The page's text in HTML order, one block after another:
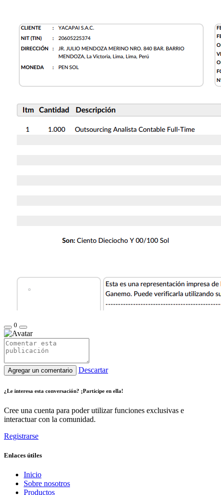
0
Agregar un comentario Descartar
¿Le interesa esta conversación? ¡Participe en ella!
Cree una cuenta para poder utilizar funciones exclusivas e
interactuar con la comunidad.
Registrarse
Enlaces útiles
Inicio
Sobre nosotros
Productos